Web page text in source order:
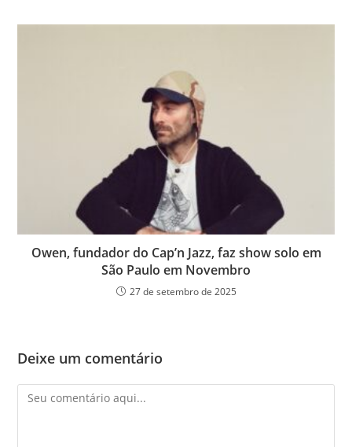
Owen, fundador do Cap’n Jazz, faz show solo em
São Paulo em Novembro
27 de setembro de 2025
Deixe um comentário
Comentário